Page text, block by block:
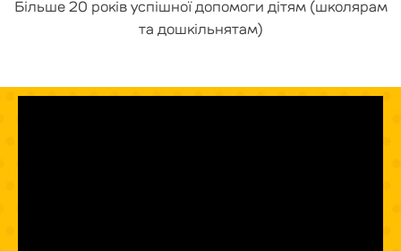
Більше 20 років успішної допомоги дітям (школярам
та дошкільнятам)